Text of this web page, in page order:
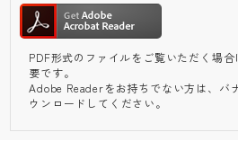
PDF形式のファイルをご覧いただく場
要です。
Adobe Readerをお持ちでない方は、バ
ウンロードしてください。